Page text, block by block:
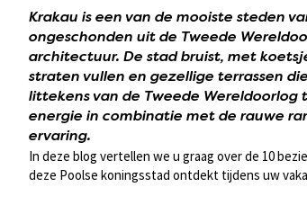
Krakau is een van de mooiste steden
ongeschonden uit de Tweede
architectuur. De stad bruist, met
straten vullen en gezellige terrassen
littekens van de Tweede Wereldoorlog
energie in combinatie met de rauwe
ervaring.
In deze blog vertellen we u graag over de 10
deze Poolse koningsstad ontdekt tijdens uw